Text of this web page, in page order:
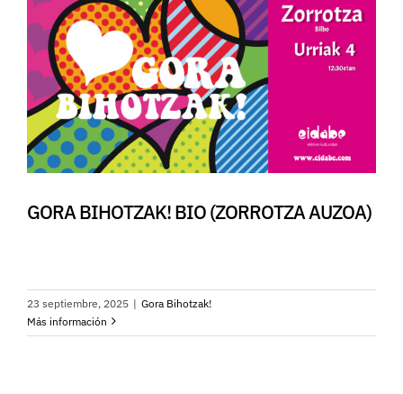
GORA BIHOTZAK! BIO (ZORROTZA AUZOA)
23 septiembre, 2025 | Gora Bihotzak!
Más información